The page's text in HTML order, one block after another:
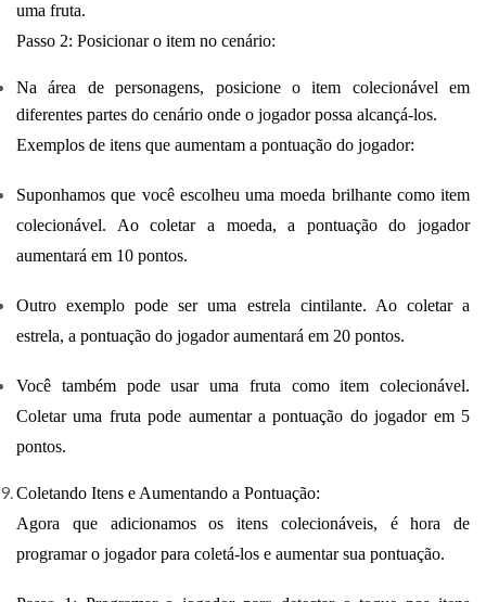
uma fruta.
Passo 2: Posicionar o item no cenário:
Na área de personagens, posicione o item colecionável em
diferentes partes do cenário onde o jogador possa alcançá-los.
Exemplos de itens que aumentam a pontuação do jogador:
Suponhamos que você escolheu uma moeda brilhante como item
colecionável. Ao coletar a moeda, a pontuação do jogador
aumentará em 10 pontos.
Outro exemplo pode ser uma estrela cintilante. Ao coletar a
estrela, a pontuação do jogador aumentará em 20 pontos.
Você também pode usar uma fruta como item colecionável.
Coletar uma fruta pode aumentar a pontuação do jogador em 5
pontos.
Coletando Itens e Aumentando a Pontuação:
Agora que adicionamos os itens colecionáveis, é hora de
programar o jogador para coletá-los e aumentar sua pontuação.